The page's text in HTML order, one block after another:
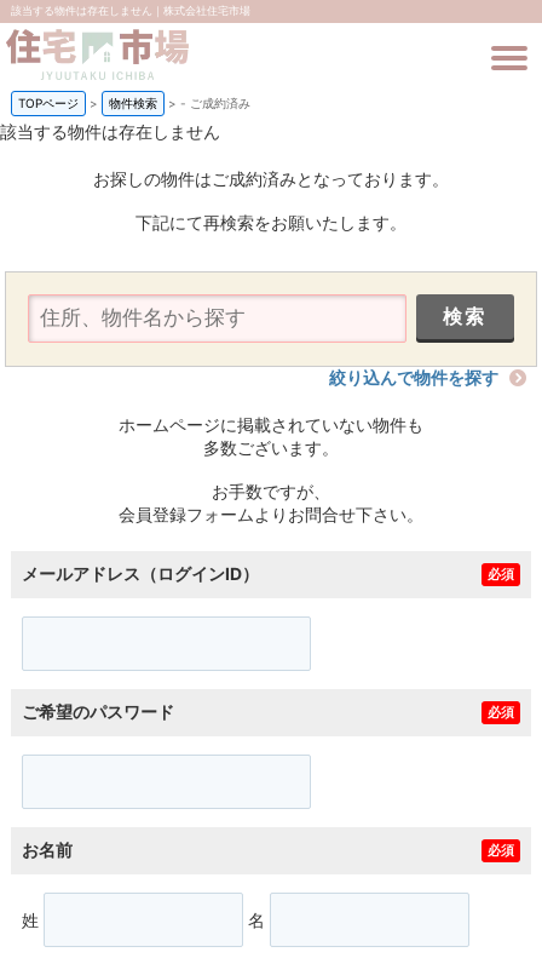
該当する物件は存在しません｜株式会社住宅市場
TOPページ > 物件検索 > - ご成約済み
該当する物件は存在しません
お探しの物件はご成約済みとなっております。
下記にて再検索をお願いたします。
絞り込んで物件を探す
ホームページに掲載されていない物件も
多数ございます。
お手数ですが、
会員登録フォームよりお問合せ下さい。
メールアドレス（ログインID） 必須
ご希望のパスワード 必須
お名前 必須
姓 名